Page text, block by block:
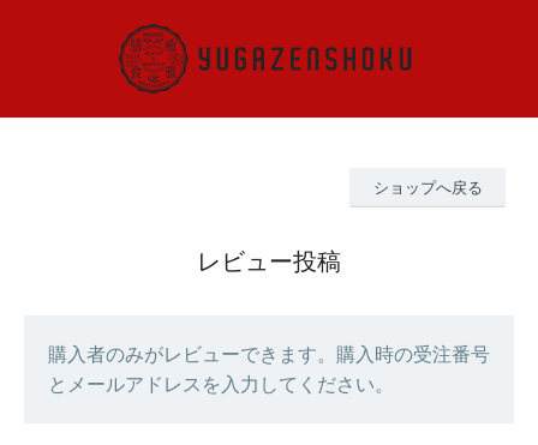
ショップへ戻る
レビュー投稿
購入者のみがレビューできます。購入時の受注番号
とメールアドレスを入力してください。